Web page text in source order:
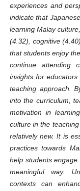
experiences and
indicate that
learning Malay
(4.32), cognitive
that students enjoy
continue attending
insights for
teaching approach.
into the curriculum,
motivation in
culture in the
relatively new. It is
practices towards
help students
meaningful way.
contexts can